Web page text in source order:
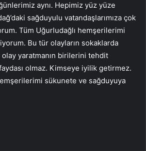
aynı. Hepimiz yüz yüze
sağduyulu vatandaşlarımıza çok
Tüm Uğurludağlı hemşerilerimi
Bu tür olayların sokaklarda
olay yaratmanın birilerini tehdit
olmaz. Kimseye iyilik getirmez.
sükunete ve sağduyuya